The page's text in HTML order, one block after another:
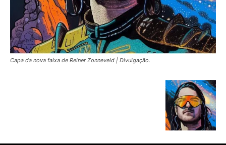
Capa da nova faixa de Reiner Zonneveld | Divulgação.